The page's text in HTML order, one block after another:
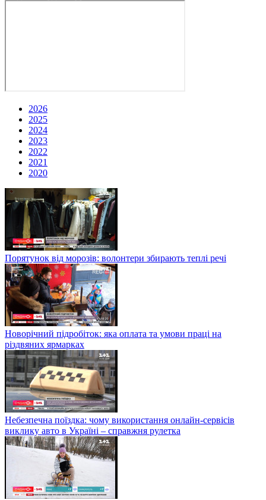
2026
2025
2024
2023
2022
2021
2020
Порятунок від морозів: волонтери збирають теплі речі
Новорічний підробіток: яка оплата та умови праці на
різдвяних ярмарках
Небезпечна поїздка: чому використання онлайн-сервісів
виклику авто в Україні – справжня рулетка